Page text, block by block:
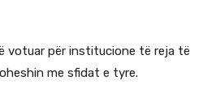
votuar për institucione të reja të
me sfidat e tyre.